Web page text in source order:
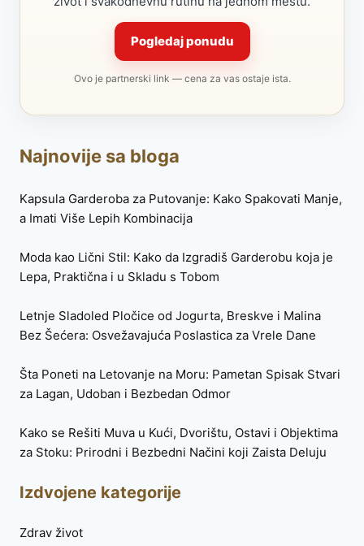
Pogledaj ponudu
Ovo je partnerski link — cena za vas ostaje ista.
Najnovije sa bloga
Kapsula Garderoba za Putovanje: Kako Spakovati Manje,
a Imati Više Lepih Kombinacija
Moda kao Lični Stil: Kako da Izgradiš Garderobu koja je
Lepa, Praktična i u Skladu s Tobom
Letnje Sladoled Pločice od Jogurta, Breskve i Malina
Bez Šećera: Osvežavajuća Poslastica za Vrele Dane
Šta Poneti na Letovanje na Moru: Pametan Spisak Stvari
za Lagan, Udoban i Bezbedan Odmor
Kako se Rešiti Muva u Kući, Dvorištu, Ostavi i Objektima
za Stoku: Prirodni i Bezbedni Načini koji Zaista Deluju
Izdvojene kategorije
Zdrav život